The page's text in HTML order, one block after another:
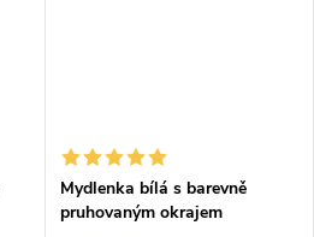
Mydlenka bílá s barevně
pruhovaným okrajem